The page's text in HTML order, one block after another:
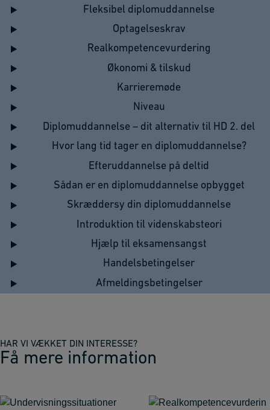
Fleksibel diplomuddannelse
Optagelseskrav
Realkompetencevurdering
Økonomi & tilskud
Karrieremøde
Niveau
Diplomuddannelse – dit alternativ til HD 2. del
Hvor lang tid tager en diplomuddannelse?
Efteruddannelse på deltid
Sådan er en diplomuddannelse opbygget
Skræddersy din diplomuddannelse
Introduktion til videnskabsteori
Hjælp til eksamensangst
Handelsbetingelser
Afmeldingsbetingelser
HAR VI VÆKKET DIN INTERESSE?
Få mere information